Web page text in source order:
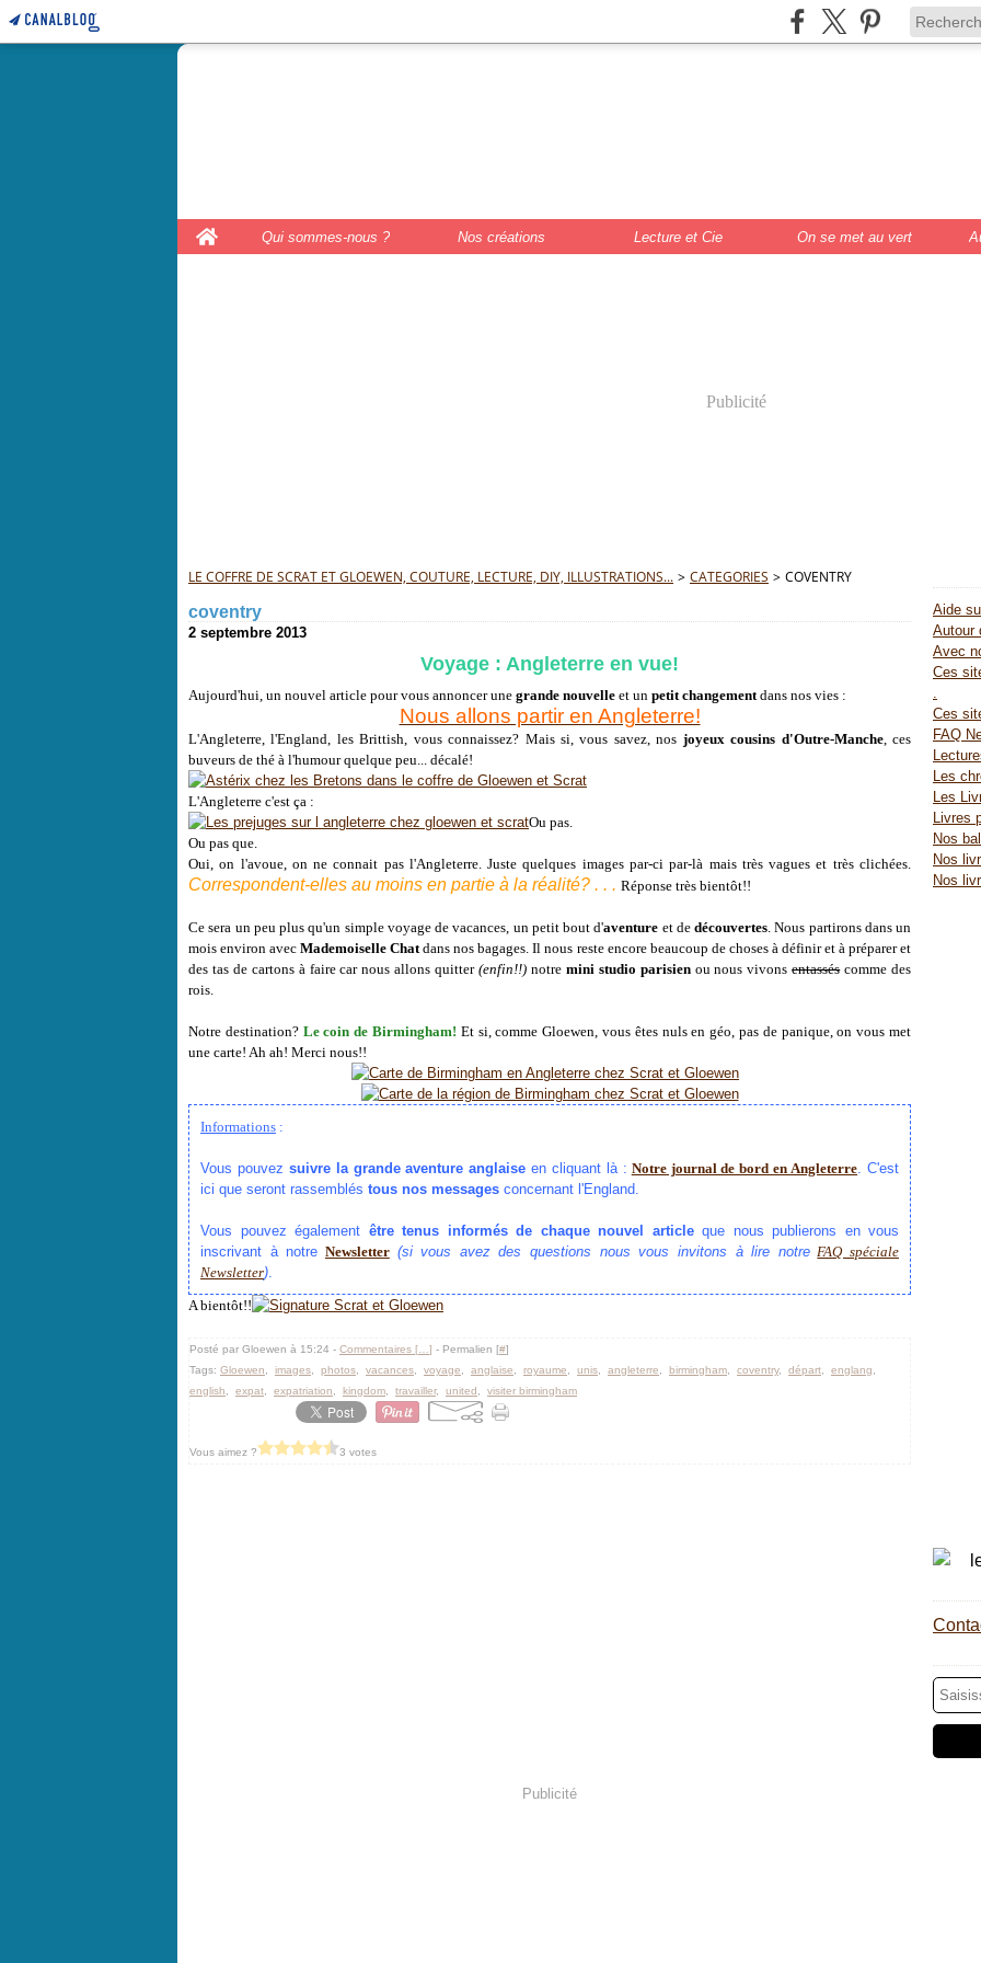
Home
Qui sommes-nous ? Nos créations Lecture et Cie On se met au vert
Publicité
LE COFFRE DE SCRAT ET GLOEWEN, COUTURE, LECTURE, DIY, ILLUSTRATIONS... > CATEGORIES > COVENTRY
coventry
2 septembre 2013
Voyage : Angleterre en vue!
Aujourd'hui, un nouvel article pour vous annoncer une grande nouvelle et un petit changementdans nos vies :
Nous allons partir en Angleterre!
L'Angleterre, l'England, les Brittish, vous connaissez? Mais si, vous savez, nos joyeux cousins d'Outre-Manche, ces
buveurs de thé à l'humour quelque peu... décalé!
L'Angleterre c'est ça :
Ou pas.
Ou pas que.
Oui, on l'avoue, on ne connait pas l'Angleterre. Juste quelques images par-ci par-là mais très vagues et très clichées.
Correspondent-elles au moins en partie à la réalité? . . . Réponse très bientôt!!
Ce sera un peu plus qu'un simple voyage de vacances, un petit bout d'aventure et de découvertes. Nous partirons dans un
mois environ avecMademoiselle Chatdans nos bagages. Il nous reste encore beaucoup de choses à définir et à préparer et
des tas de cartons à faire car nous allons quitter (enfin!!) notre mini studio parisienou nous vivonsentasséscomme des
rois.
Notre destination? Le coin de Birmingham! Et si, comme Gloewen, vous êtes nuls en géo, pas de panique, on vous met
une carte! Ah ah! Merci nous!!
Informations :
Vous pouvez suivre la grande aventure anglaise en cliquant là : Notre journal de bord en Angleterre. C'est
ici que seront rassemblés tous nos messages concernant l'England.
Vous pouvez également être tenus informés de chaque nouvel articleque nous publierons en vous
inscrivant à notre Newsletter (si vous avez des questions nous vous invitons à lire notre FAQ spéciale
Newsletter).
A bientôt!!
Posté par Gloewen à 15:24 - Commentaires [ ] - Permalien [#]
Tags: Gloewen images photos vacances voyage anglaise royaume unis angleterre birmingham coventry, départ englang
english
expat expatriation kingdom travailler, united visiter birmingham
Vous aimez ? 3 votes
Publicité
Aide
Autour
Avec
Ces
.
Ces
FAQ
Les
Les
Livres
Nos
Nos
Nos